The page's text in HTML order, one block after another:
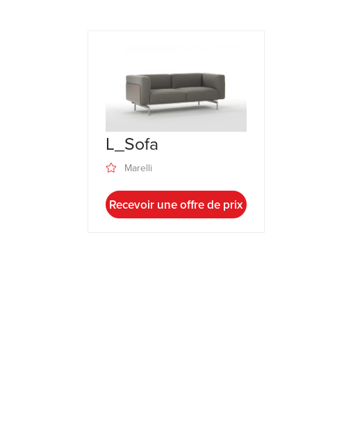
L_Sofa
Marelli
Recevoir une offre de prix